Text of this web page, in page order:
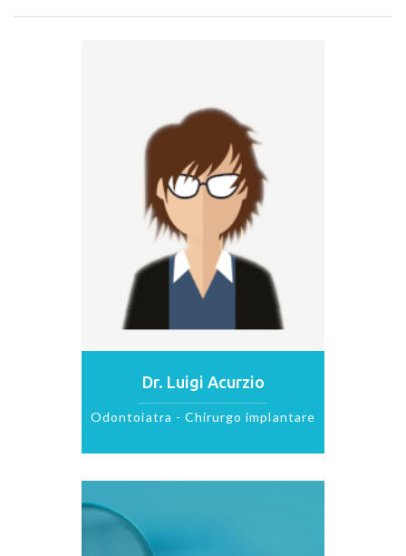
Dr. Roberto Acurzio
Odontoiatra - Chirurgo implantare